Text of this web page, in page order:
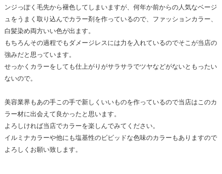
ンジっぽく毛先から褪色してしまいますが、何年か前からの人気なベージ
ュをうまく取り込んでカラー剤を作っているので、ファッションカラー、
白髪染め両方いい色が出ます。
もちろんその過程でもダメージレスには力を入れているのでそこが当店の
強みだと思っています。
せっかくカラーをしても仕上がりがサラサラでツヤなどがないともったい
ないので。
美容業界もあの手この手で新しくいいものを作っているので当店はこのカ
ラー材に出会えて良かったと思います。
よろしければ当店でカラーを楽しんでみてください。
イルミナカラーや他にも塩基性のビビッドな色味のカラーもありますので
よろしくお願い致します。